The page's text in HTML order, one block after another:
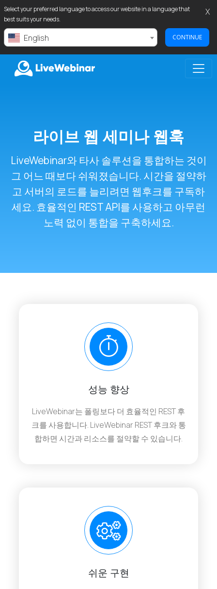
Select your preferred language to access our website in a language that
best suits your needs.
English CONTINUE
X
라이브 웹 세미나 웹훅
LiveWebinar와 타사 솔루션을 통합하는 것이
그 어느 때보다 쉬워졌습니다. 시간을 절약하
고 서버의 로드를 늘리려면 웹후크를 구독하
세요. 효율적인 REST API를 사용하고 아무런
노력 없이 통합을 구축하세요.
성능 향상
LiveWebinar는 폴링보다 더 효율적인 REST 후
크를 사용합니다. LiveWebinar REST 후크와 통
합하면 시간과 리소스를 절약할 수 있습니다.
쉬운 구현